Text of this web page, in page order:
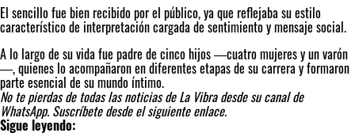
El sencillo fue bien recibido por el público, ya que reflejaba su estilo
característico de interpretación cargada de sentimiento y mensaje social.
A lo largo de su vida fue padre de cinco hijos —cuatro mujeres y un varón
—, quienes lo acompañaron en diferentes etapas de su carrera y formaron
parte esencial de su mundo íntimo.
No te pierdas de todas las noticias de La Vibra desde su canal de
WhatsApp. Suscríbete desde el siguiente enlace.
Sigue leyendo: